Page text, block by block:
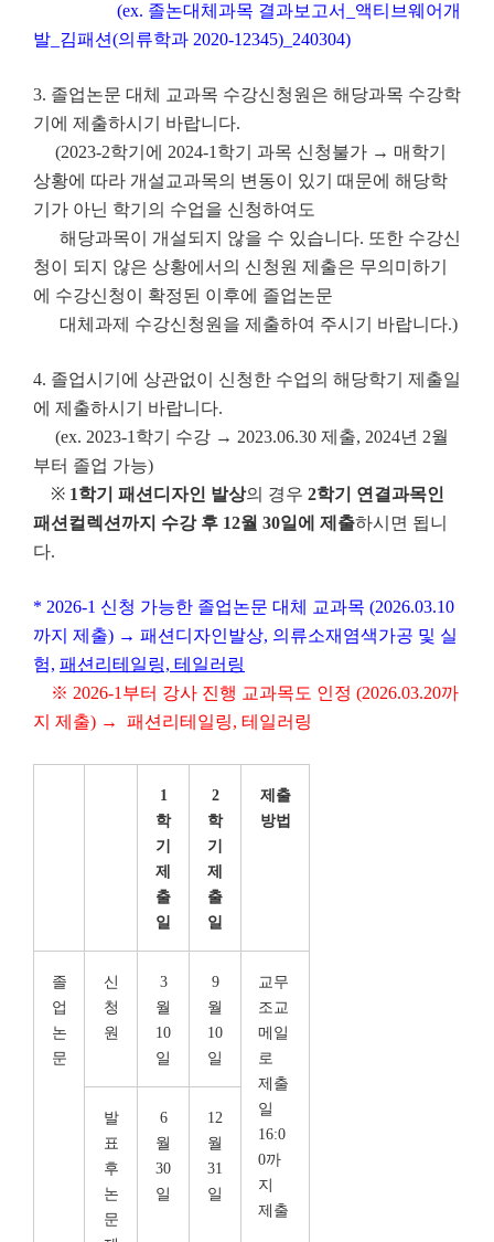
(ex. 졸논대체과목 결과보고서_액티브웨어개
발_김패션(의류학과 2020-12345)_240304)
3. 졸업논문 대체 교과목 수강신청원은 해당과목 수강학
기에 제출하시기 바랍니다.
(2023-2학기에 2024-1학기 과목 신청불가 → 매학기
상황에 따라 개설교과목의 변동이 있기 때문에 해당학
기가 아닌 학기의 수업을 신청하여도
해당과목이 개설되지 않을 수 있습니다. 또한 수강신
청이 되지 않은 상황에서의 신청원 제출은 무의미하기
에 수강신청이 확정된 이후에 졸업논문
대체과제 수강신청원을 제출하여 주시기 바랍니다.)
4. 졸업시기에 상관없이 신청한 수업의 해당학기 제출일
에 제출하시기 바랍니다.
(ex. 2023-1학기 수강 → 2023.06.30 제출, 2024년 2월
부터 졸업 가능)
※ 1학기 패션디자인 발상의 경우 2학기 연결과목인
패션컬렉션까지 수강 후 12월 30일에 제출하시면 됩니
다.
* 2026-1 신청 가능한 졸업논문 대체 교과목 (2026.03.10
까지 제출) → 패션디자인발상, 의류소재염색가공 및 실
험, 패션리테일링, 테일러링
※ 2026-1부터 강사 진행 교과목도 인정 (2026.03.20까
지 제출) → 패션리테일링, 테일러링
1
학
기
제
출
일
2
학
기
제
출
일
제출
방법
졸
업
논
문
신
청
원
3
월
10
일
9
월
10
일
교무
조교
메일
로
제출
일
16:0
0까
지
제출
발
표
후
논
문
6
월
30
일
12
월
31
일